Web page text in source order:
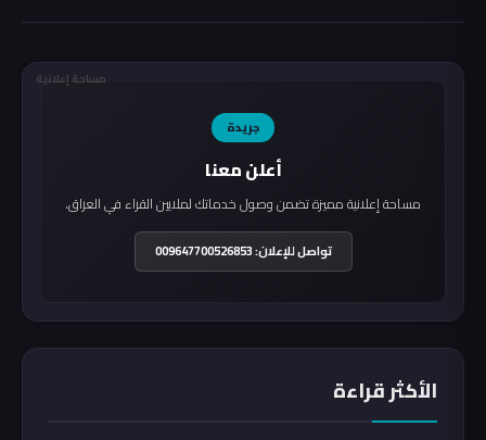
مساحة إعلانية
جريدة
أعلن معنا
مساحة إعلانية مميزة تضمن وصول خدماتك لملايين القراء في العراق.
تواصل للإعلان: 009647700526853
الأكثر قراءة